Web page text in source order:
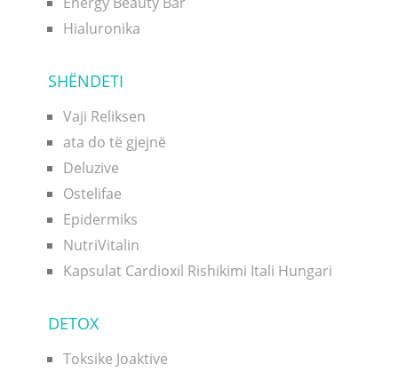
Hialuronika
SHËNDETI
Vaji Reliksen
ata do të gjejnë
Deluzive
Ostelifae
Epidermiks
NutriVitalin
Kapsulat Cardioxil Rishikimi Itali Hungari
DETOX
Toksike Joaktive